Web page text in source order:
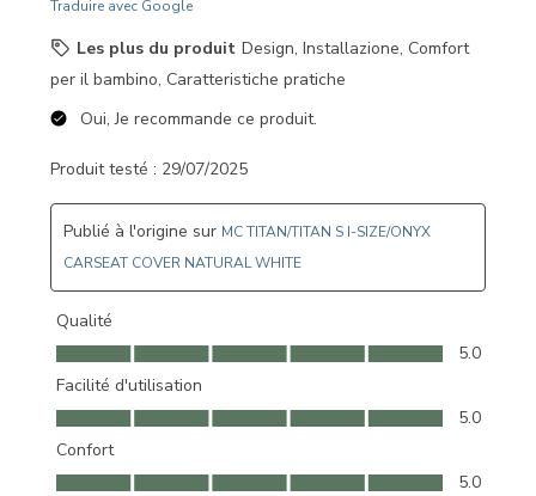
Traduire avec Google
Les plus du produit Design, Installazione, Comfort
per il bambino, Caratteristiche pratiche
Oui, Je recommande ce produit.
Produit testé : 29/07/2025
Publié à l'origine sur MC TITAN/TITAN S I-SIZE/ONYX
CARSEAT COVER NATURAL WHITE
Qualité
Qualité, 5.0 sur 5
5.0
Facilité d'utilisation
Facilité d'utilisation, 5.0 sur 5
5.0
Confort
Confort, 5.0 sur 5
5.0